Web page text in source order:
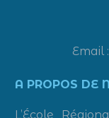
Email
A PROPOS DE
L’École